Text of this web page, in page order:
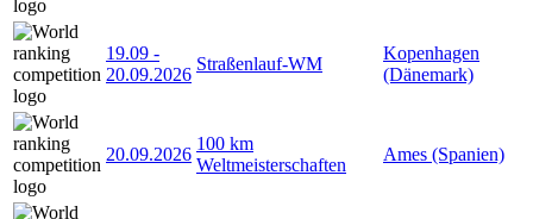
19.09 -
20.09.2026
Straßenlauf-WM
Kopenhagen
(Dänemark)
20.09.2026
100 km
Weltmeisterschaften
Ames (Spanien)